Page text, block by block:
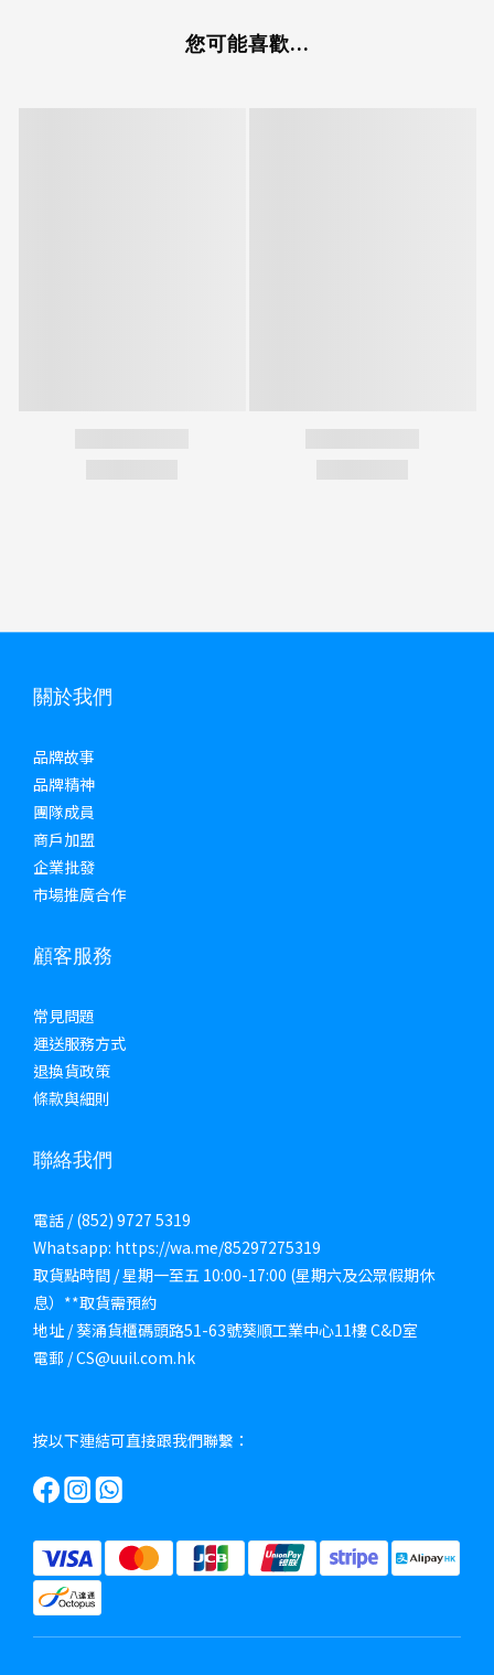
您可能喜歡...
關於我們
品牌故事
品牌精神
團隊成員
商戶加盟
企業批發
市場推廣合作
顧客服務
常見問題
運送服務方式
退換貨政策
條款與細則
聯絡我們
電話 / (852) 9727 5319
Whatsapp: https://wa.me/85297275319
取貨點時間 / 星期一至五 10:00-17:00 (星期六及公眾假期休
息）**取貨需預約
地址 / 葵涌貨櫃碼頭路51-63號葵順工業中心11樓 C&D室
電郵 / CS@uuil.com.hk
按以下連結可直接跟我們聯繫：